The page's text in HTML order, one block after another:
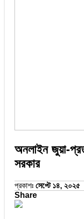
অনলাইন জুয়া-
সরকার
প্রকাশঃ সেপ্টে ১৪, ২০২৫
Share